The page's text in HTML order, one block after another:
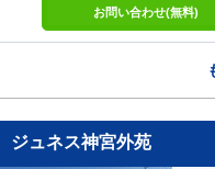
お問い合わせ(無料)
ジュネス神宮外苑